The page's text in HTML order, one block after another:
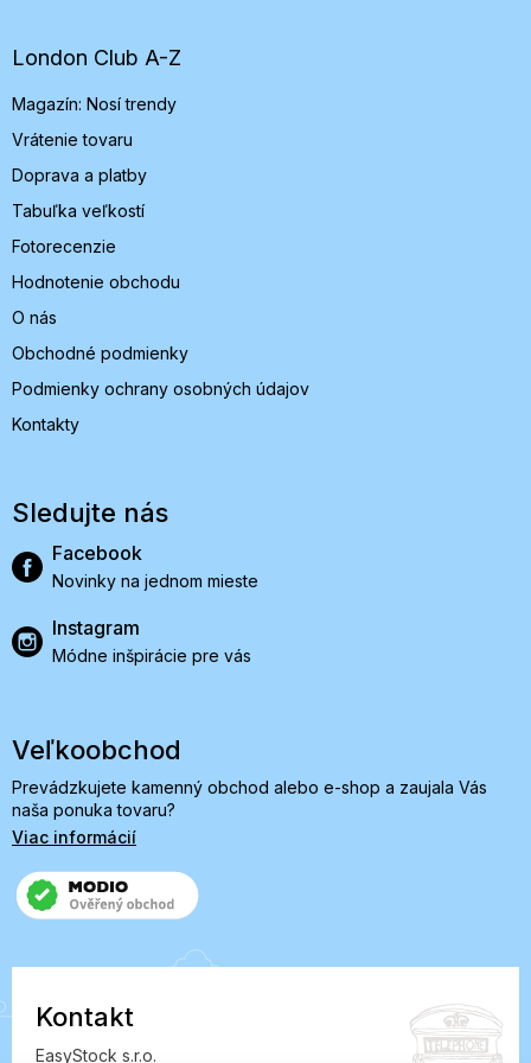
e
London Club A-Z
Magazín: Nosí trendy
Vrátenie tovaru
Doprava a platby
Tabuľka veľkostí
Fotorecenzie
Hodnotenie obchodu
O nás
Obchodné podmienky
Podmienky ochrany osobných údajov
Kontakty
Sledujte nás
Facebook
Novinky na jednom mieste
Instagram
Módne inšpirácie pre vás
Veľkoobchod
Prevádzkujete kamenný obchod alebo e-shop a zaujala Vás
naša ponuka tovaru?
Viac informácií
Kontakt
EasyStock s.r.o.